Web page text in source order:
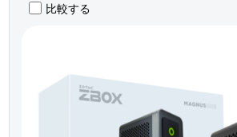
比較する